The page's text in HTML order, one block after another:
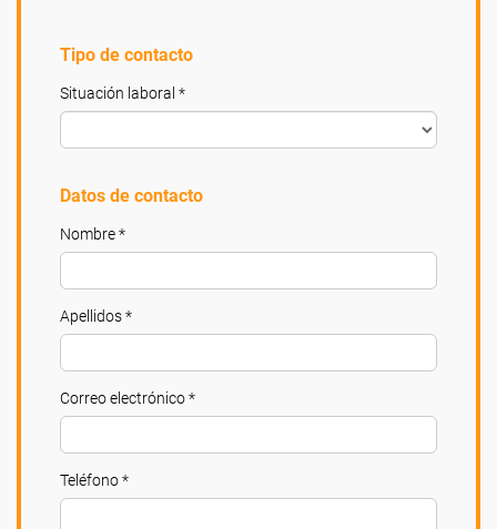
Tipo de contacto
Situación laboral *
Datos de contacto
Nombre *
Apellidos *
Correo electrónico *
Teléfono *